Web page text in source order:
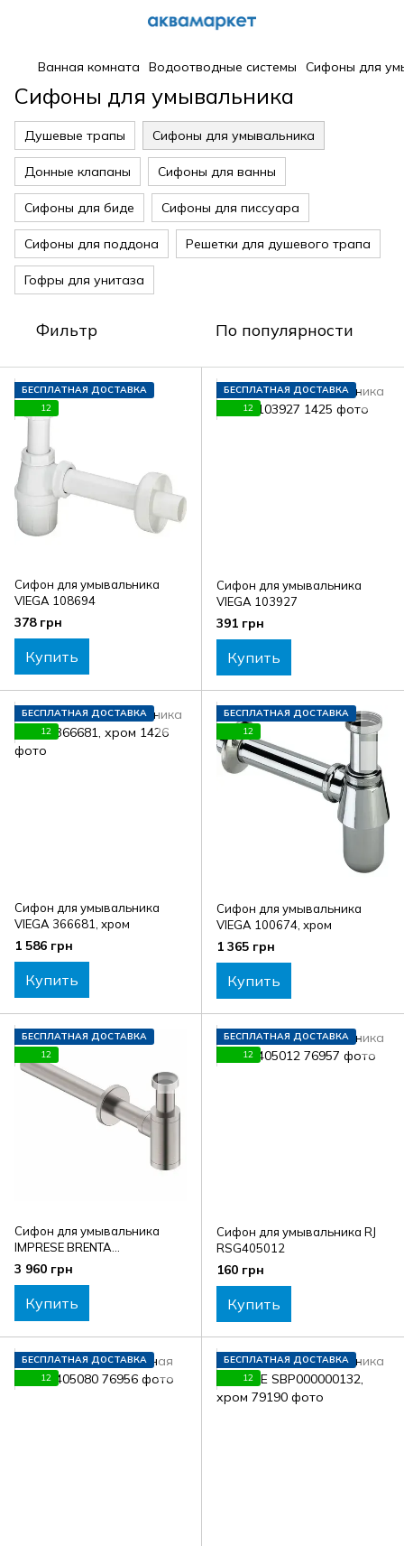
Ванная комната Водоотводные системы Сифоны для
Сифоны для умывальника
Душевые трапы Сифоны для умывальника
Донные клапаны Сифоны для ванны
Сифоны для биде Сифоны для писсуара
Сифоны для поддона Решетки для душевого трапа
Гофры для унитаза
Фильтр По популярности
БЕСПЛАТНАЯ ДОСТАВКА
12
Сифон для умывальника
VIEGA 108694
378 грн
Купить
БЕСПЛАТНАЯ ДОСТАВКА
12
Сифон для умывальника
VIEGA 103927
391 грн
Купить
БЕСПЛАТНАЯ ДОСТАВКА
12
Сифон для умывальника
VIEGA 366681, хром
1 586 грн
Купить
БЕСПЛАТНАЯ ДОСТАВКА
12
Сифон для умывальника
VIEGA 100674, хром
1 365 грн
Купить
БЕСПЛАТНАЯ ДОСТАВКА
12
Сифон для умывальника
IMPRESE BRENTA
ZMK081906600, никель
3 960 грн
Купить
БЕСПЛАТНАЯ ДОСТАВКА
12
Сифон для умывальника RJ
RSG405012
160 грн
Купить
БЕСПЛАТНАЯ ДОСТАВКА
12
БЕСПЛАТНАЯ ДОСТАВКА
12